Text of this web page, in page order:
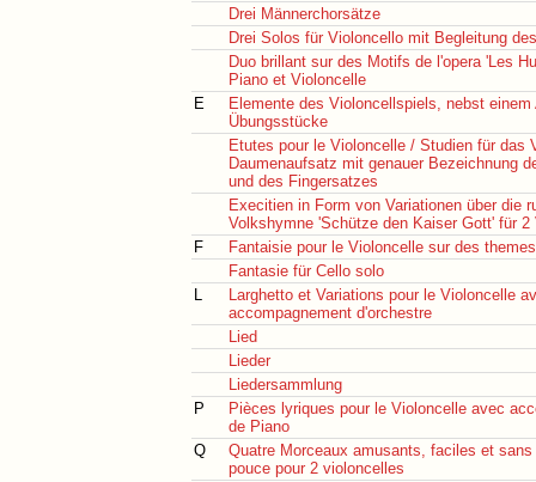
Drei Männerchorsätze
Drei Solos für Violoncello mit Begleitung
Duo brillant sur des Motifs de l'opera 'Les
Piano et Violoncelle
E
Elemente des Violoncellspiels, nebst einem
Übungsstücke
Etutes pour le Violoncelle / Studien für das
Daumenaufsatz mit genauer Bezeichnung
und des Fingersatzes
Execitien in Form von Variationen über die
Volkshymne 'Schütze den Kaiser Gott' für 2
F
Fantaisie pour le Violoncelle sur des
Fantasie für Cello solo
L
Larghetto et Variations pour le Violoncelle
accompagnement d'orchestre
Lied
Lieder
Liedersammlung
P
Pièces lyriques pour le Violoncelle avec
de Piano
Q
Quatre Morceaux amusants, faciles et
pouce pour 2 violoncelles